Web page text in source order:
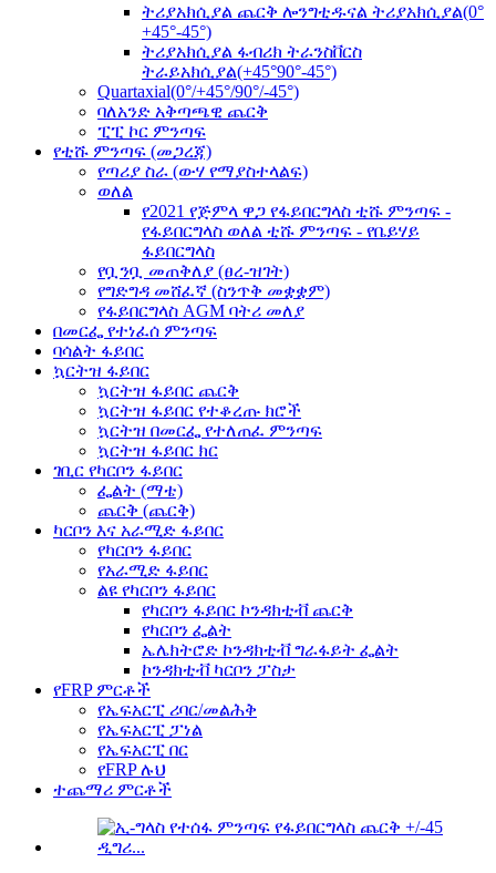
ትሪያአክሲያል ጨርቅ ሎንግቲዱናል ትሪያአክሲያል(0°
+45°-45°)
ትሪያአክሲያል ፋብሪክ ትራንስቨርስ
ትራይአክሲያል(+45°90°-45°)
Quartaxial(0°/+45°/90°/-45°)
ባለአንድ አቅጣጫዊ ጨርቅ
ፒፒ ኮር ምንጣፍ
የቲሹ ምንጣፍ (መጋረጃ)
የጣሪያ ስራ (ውሃ የማያስተላልፍ)
ወለል
የ2021 የጅምላ ዋጋ የፋይበርግላስ ቲሹ ምንጣፍ -
የፋይበርግላስ ወለል ቲሹ ምንጣፍ - የቤይሃይ
ፋይበርግላስ
የቧንቧ መጠቅለያ (ፀረ-ዝገት)
የግድግዳ መሸፈኛ (ስንጥቅ መቋቋም)
የፋይበርግላስ AGM ባትሪ መለያ
በመርፌ የተነፈሰ ምንጣፍ
ባሳልት ፋይበር
ኳርትዝ ፋይበር
ኳርትዝ ፋይበር ጨርቅ
ኳርትዝ ፋይበር የተቆረጡ ክሮች
ኳርትዝ በመርፌ የተለጠፈ ምንጣፍ
ኳርትዝ ፋይበር ክር
ገቢር የካርቦን ፋይበር
ፌልት (ማቴ)
ጨርቅ (ጨርቅ)
ካርቦን እና አራሚድ ፋይበር
የካርቦን ፋይበር
የአራሚድ ፋይበር
ልዩ የካርቦን ፋይበር
የካርቦን ፋይበር ኮንዳክቲቭ ጨርቅ
የካርቦን ፌልት
ኤሌክትሮድ ኮንዳክቲቭ ግራፋይት ፌልት
ኮንዳክቲቭ ካርቦን ፓስታ
የFRP ምርቶች
የኤፍአርፒ ሪባር/መልሕቅ
የኤፍአርፒ ፓነል
የኤፍአርፒ በር
የFRP ሉህ
ተጨማሪ ምርቶች